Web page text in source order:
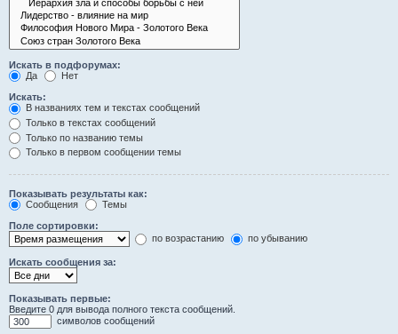
Искать в подфорумах:
Да
Нет
Искать:
В названиях тем и текстах сообщений
Только в текстах сообщений
Только по названию темы
Только в первом сообщении темы
Показывать результаты как:
Сообщения
Темы
Поле сортировки:
по возрастанию
по убыванию
Искать сообщения за:
Показывать первые:
Введите 0 для вывода полного текста сообщений.
символов сообщений